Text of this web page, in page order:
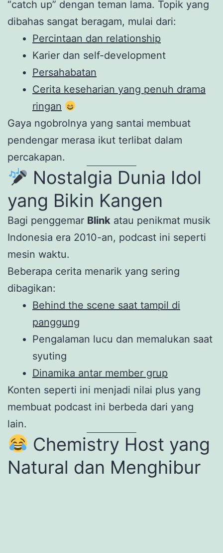
“catch up” dengan teman lama. Topik yang
dibahas sangat beragam, mulai dari:
Percintaan dan relationship
Karier dan self-development
Persahabatan
Cerita keseharian yang penuh drama
ringan
Gaya ngobrolnya yang santai membuat
pendengar merasa ikut terlibat dalam
percakapan.
Nostalgia Dunia Idol
yang Bikin Kangen
Bagi penggemar Blink atau penikmat musik
Indonesia era 2010-an, podcast ini seperti
mesin waktu.
Beberapa cerita menarik yang sering
dibagikan:
Behind the scene saat tampil di
panggung
Pengalaman lucu dan memalukan saat
syuting
Dinamika antar member grup
Konten seperti ini menjadi nilai plus yang
membuat podcast ini berbeda dari yang
lain.
Chemistry Host yang
Natural dan Menghibur